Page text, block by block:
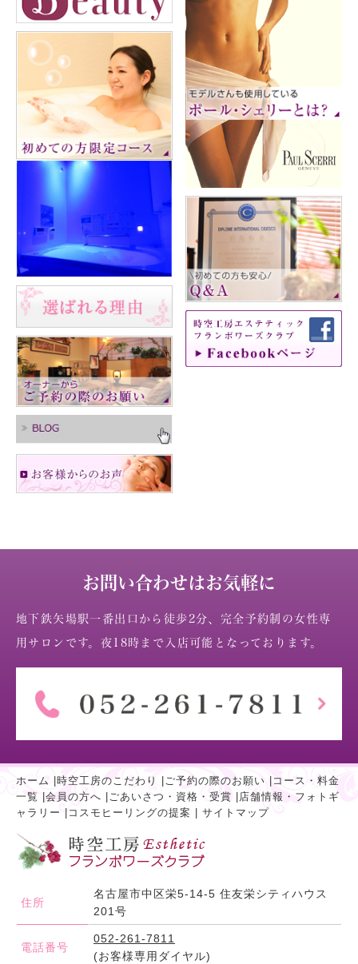
お問い合わせはお気軽に
地下鉄矢場駅一番出口から徒歩2分、完全予約制の女性専
用サロンです。夜18時まで入店可能となっております。
ホーム 時空工房のこだわり ご予約の際のお願い
コース・料金
一覧
会員の方へ ごあいさつ・資格・受賞
店舗情報・フォトギ
ャラリー
コスモヒーリングの提案 サイトマップ
住所
名古屋市中区栄5-14-5 住友栄シティハウス
201号
電話番号
052-261-7811
(お客様専用ダイヤル)